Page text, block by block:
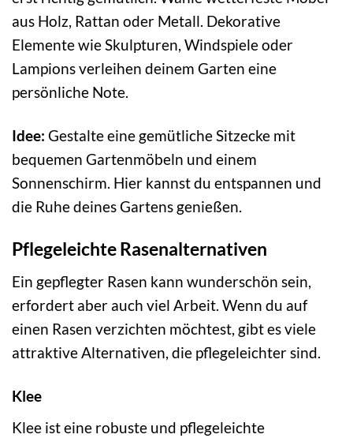
aus Holz, Rattan oder Metall. Dekorative
Elemente wie Skulpturen, Windspiele oder
Lampions verleihen deinem Garten eine
persönliche Note.
Idee: Gestalte eine gemütliche Sitzecke mit
bequemen Gartenmöbeln und einem
Sonnenschirm. Hier kannst du entspannen und
die Ruhe deines Gartens genießen.
Pflegeleichte Rasenalternativen
Ein gepflegter Rasen kann wunderschön sein,
erfordert aber auch viel Arbeit. Wenn du auf
einen Rasen verzichten möchtest, gibt es viele
attraktive Alternativen, die pflegeleichter sind.
Klee
Klee ist eine robuste und pflegeleichte